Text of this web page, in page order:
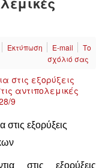
Εκτύπωση E-mail
Το
σχόλιό σας
εξορύξεις
στις εξορύξεις